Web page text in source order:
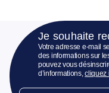
Je souhaite
Votre adresse e-mail
des informations sur
pouvez vous
d’informations,cliquez